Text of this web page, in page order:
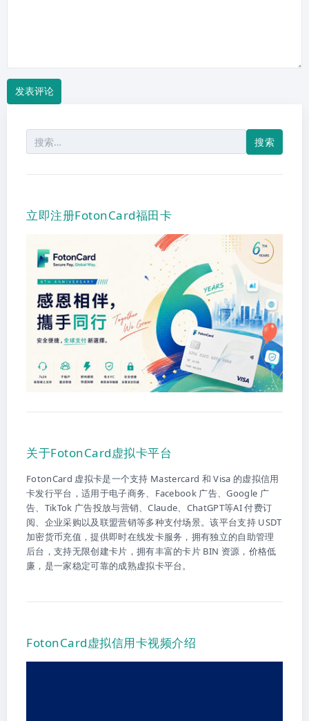
索：
立即注册FotonCard福田卡
关于FotonCard虚拟卡平台
FotonCard 虚拟卡是一个支持 Mastercard 和 Visa 的虚拟信用
卡发行平台，适用于电子商务、Facebook 广告、Google 广
告、TikTok 广告投放与营销、Claude、ChatGPT等AI 付费订
阅、企业采购以及联盟营销等多种支付场景。该平台支持 USDT
加密货币充值，提供即时在线发卡服务，拥有独立的自助管理
后台，支持无限创建卡片，拥有丰富的卡片 BIN 资源，价格低
廉，是一家稳定可靠的成熟虚拟卡平台。
FotonCard虚拟信用卡视频介绍